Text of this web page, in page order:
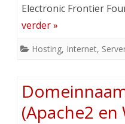
Electronic Frontier
verder »
Hosting, Internet,
(Apache2 en